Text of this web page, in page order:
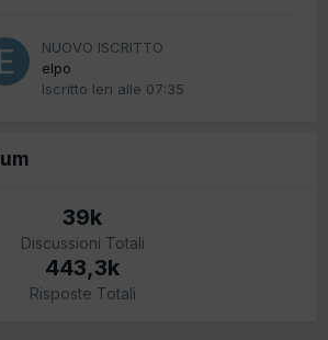
NUOVO ISCRITTO
elpo
Iscritto Ieri alle 07:35
39k
Discussioni Totali
443,3k
Risposte Totali